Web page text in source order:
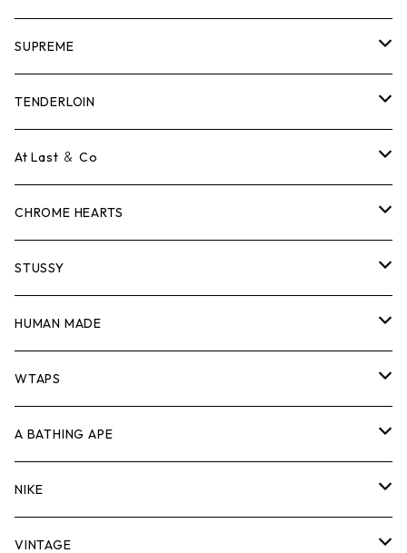
SUPREME
Tシャツ
ロンTEE
スウェット/ニット
シャツ
ジャケット
パンツ
キャップ・ハット
バッグ
シューズ
TENDERLOIN
Tシャツ
ロンTEE
スウェット/ニット
シャツ
ジャケット
パンツ
キャップ・ハット
バッグ
At Last ＆ Co
Tシャツ
ロンTEE
スウェット/ニット
シャツ
ジャケット
パンツ
キャップ・ハット
CHROME HEARTS
Tシャツ
ロンTEE
スウェット/ニット
シャツ
ジャケット
パンツ
STUSSY
Tシャツ
ロンTEE
スウェット/ニット
シャツ
ジャケット
HUMAN MADE
Tシャツ
ロンT
スウェット/ニット
シャツ
WTAPS
Tシャツ
ロンTEE
スウェット/ニット
A BATHING APE
Tシャツ
ロンTEE
NIKE
シューズ
VINTAGE